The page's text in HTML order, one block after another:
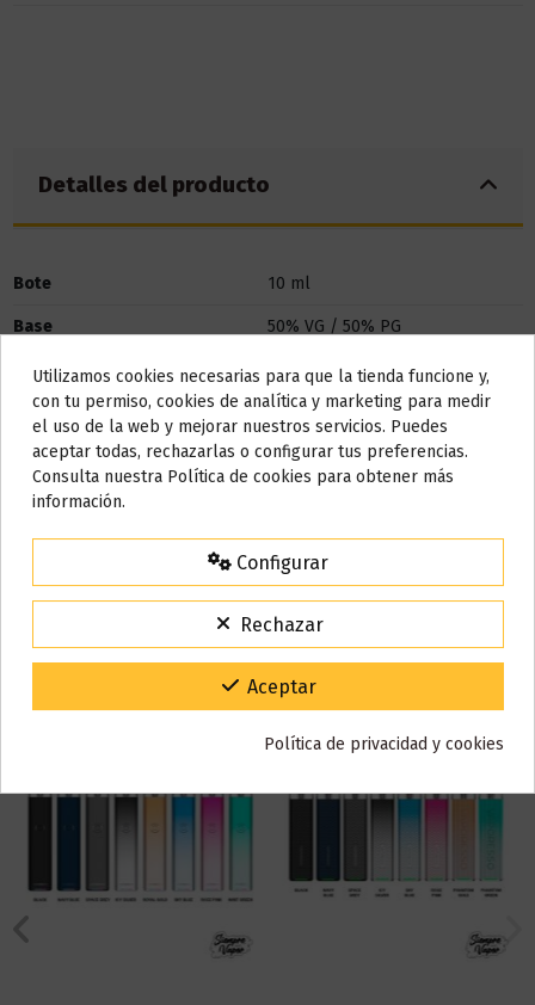
Detalles del producto
Bote 10 ml
Base 50% VG / 50% PG
Marca Pachamama
Referencia
001610
En stock 98 Artículos
También puede que te guste
Do not show again.
AVISO IMPORTANTE
Nos tomamos unos días
Todos los pedidos realizados desde el
15% de descuento
Para agradecerte la espera durante estos días.
Código:VACACIONES15
Gracias por tu paciencia y por seguir confiando en nosotros.
Utilizamos cookies necesarias para que la tienda funcione y,
con tu permiso, cookies de analítica y marketing para medir
el uso de la web y mejorar nuestros servicios. Puedes
aceptar todas, rechazarlas o configurar tus preferencias.
Consulta nuestra Política de cookies para obtener más
información.
Configurar
Rechazar
Aceptar
Política de privacidad y cookies